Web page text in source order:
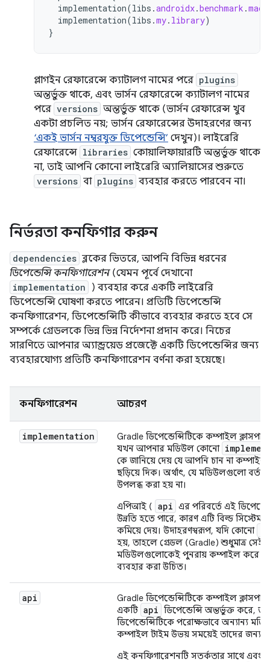
implementation(libs .androidx.benchmark .
implementation(libs .my. library)
}
প্লাগইন রেফারেন্সে ক্যাটালগ নামের পরে plugins
অন্তর্ভুক্ত থাকে, এবং ভার্সন রেফারেন্সে ক্যাটালগ নামের
পরে versions অন্তর্ভুক্ত থাকে (ভার্সন রেফারেন্স খুব
একটা প্রচলিত নয়; ভার্সন রেফারেন্সের উদাহরণের জন্য
‘একই ভার্সন নম্বরযুক্ত ডিপেন্ডেন্সি’ দেখুন)। লাইব্রেরি
রেফারেন্সে libraries কোয়ালিফায়ারটি অন্তর্ভুক্ত থাকে
না, তাই আপনি কোনো লাইব্রেরি অ্যালিয়াসের শুরুতে
versions বা plugins ব্যবহার করতে পারবেন না।
নির্ভরতা কনফিগার করুন
dependencies ব্লকের ভিতরে, আপনি বিভিন্ন ধরনের
ডিপেন্ডেন্সি কনফিগারেশন(যেমন পূর্বে দেখানো
implementation
) ব্যবহার করে একটি লাইব্রেরি
ডিপেন্ডেন্সি ঘোষণা করতে পারেন। প্রতিটি ডিপেন্ডেন্সি
কনফিগারেশন, ডিপেন্ডেন্সিটি কীভাবে ব্যবহার করতে হবে সে
সম্পর্কে গ্রেডলকে ভিন্ন ভিন্ন নির্দেশনা প্রদান করে। নিচের
সারণিতে আপনার অ্যান্ড্রয়েড প্রজেক্টে একটি ডিপেন্ডেন্সির জন্য
ব্যবহারযোগ্য প্রতিটি কনফিগারেশন বর্ণনা করা হয়েছে।
কনফিগারেশন আচরণ
implementation
Gradle ডিপেন্ডেন্সিটিকে কম্পাইল
যখন আপনার মডিউল কোনো
কে জানিয়ে দেয় যে আপনি চান না
ছড়িয়ে দিক। অর্থাৎ, যে মডিউলগুলো
উপলব্ধ করা হয় না।
এপিআই ( api এর পরিবর্তে এই
উন্নতি হতে পারে, কারণ এটি বিল্ড
কমিয়ে দেয়। উদাহরণস্বরূপ, যদি কোনো
হয়, তাহলে গ্রেডল (Gradle) শুধুমাত্র সেই
মডিউলগুলোকেই পুনরায় কম্পাইল করে।
ব্যবহার করা উচিত।
api
Gradle ডিপেন্ডেন্সিটিকে কম্পাইল
একটি api ডিপেন্ডেন্সি অন্তর্ভুক্ত করে,
ডিপেন্ডেন্সিটিকে পরোক্ষভাবে অন্যান্য
কম্পাইল টাইম উভয় সময়েই তাদের জন্য
এই কনফিগারেশনটি সতর্কতার সাথে এবং